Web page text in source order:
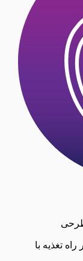
در راه تغذیه با